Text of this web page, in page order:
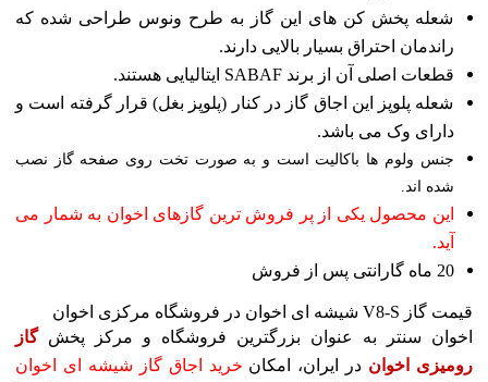
شعله پخش کن های این گاز به طرح ونوس طراحی شده که
راندمان احتراق بسیار بالایی دارند.
قطعات اصلی آن از برند SABAF ایتالیایی هستند.
شعله پلوپز این اجاق گاز در کنار (پلوپز بغل) قرار گرفته است و
دارای وک می باشد.
جنس ولوم ها باکالیت است و به صورت تخت روی صفحه گاز نصب
شده اند.
این محصول یکی از پر فروش ترین گازهای اخوان به شمار می
آید.
20 ماه گارانتی پس از فروش
قیمت گاز V8-S شیشه ای اخوان در فروشگاه مرکزی اخوان
اخوان سنتر به عنوان بزرگترین فروشگاه و مرکز پخشگاز
رومیزی اخوان در ایران، امکان خرید اجاق گاز شیشه ای اخوان